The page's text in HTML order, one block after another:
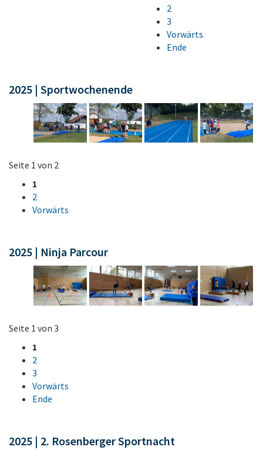
2
3
Vorwärts
Ende
2025 | Sportwochenende
Seite 1 von 2
1
2
Vorwärts
2025 | Ninja Parcour
Seite 1 von 3
1
2
3
Vorwärts
Ende
2025 | 2. Rosenberger Sportnacht